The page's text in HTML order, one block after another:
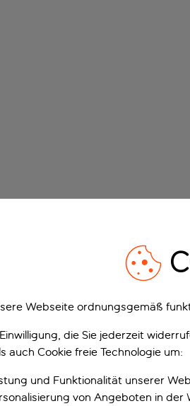
Webseite ordnungsgemäß
die Sie jederzeit
auch Cookie freie Technologie um:
und Funktionalität unserer
von Angeboten in der